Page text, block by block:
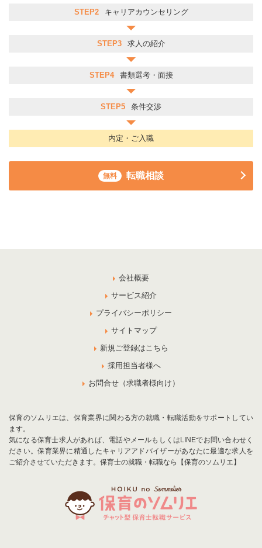
STEP2 キャリアカウンセリング
STEP3 求人の紹介
STEP4 書類選考・面接
STEP5 条件交渉
内定・ご入職
無料 転職相談
会社概要
サービス紹介
プライバシーポリシー
サイトマップ
新規ご登録はこちら
採用担当者様へ
お問合せ（求職者様向け）
保育のソムリエは、保育業界に関わる方の就職・転職活動をサポートしてい
ます。
気になる保育士求人があれば、電話やメールもしくはLINEでお問い合わせく
ださい。保育業界に精通したキャリアアドバイザーがあなたに最適な求人を
ご紹介させていただきます。保育士の就職・転職なら【保育のソムリエ】